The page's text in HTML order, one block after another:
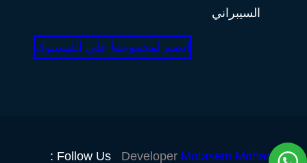
السيبراني
انضم لمجموعتنا على الفيسبوك
Developer Motasem Mohamed
Follow Us :